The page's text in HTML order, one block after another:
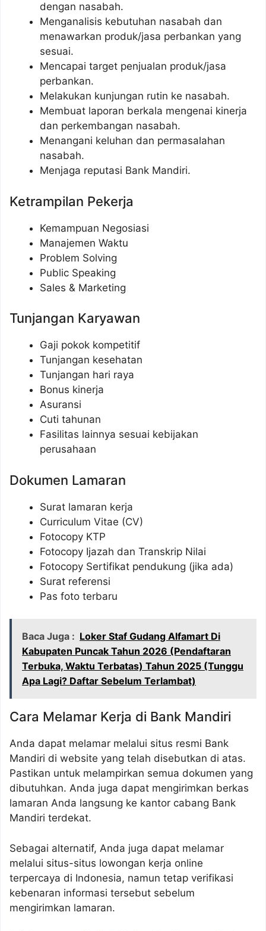
dengan nasabah.
Menganalisis kebutuhan nasabah dan
menawarkan produk/jasa perbankan yang
sesuai.
Mencapai target penjualan produk/jasa
perbankan.
Melakukan kunjungan rutin ke nasabah.
Membuat laporan berkala mengenai kinerja
dan perkembangan nasabah.
Menangani keluhan dan permasalahan
nasabah.
Menjaga reputasi Bank Mandiri.
Ketrampilan Pekerja
Kemampuan Negosiasi
Manajemen Waktu
Problem Solving
Public Speaking
Sales & Marketing
Tunjangan Karyawan
Gaji pokok kompetitif
Tunjangan kesehatan
Tunjangan hari raya
Bonus kinerja
Asuransi
Cuti tahunan
Fasilitas lainnya sesuai kebijakan
perusahaan
Dokumen Lamaran
Surat lamaran kerja
Curriculum Vitae (CV)
Fotocopy KTP
Fotocopy Ijazah dan Transkrip Nilai
Fotocopy Sertifikat pendukung (jika ada)
Surat referensi
Pas foto terbaru
Baca Juga : Loker Staf Gudang Alfamart Di
Kabupaten Puncak Tahun 2026 (Pendaftaran
Terbuka, Waktu Terbatas) Tahun 2025 (Tunggu
Apa Lagi? Daftar Sebelum Terlambat)
Cara Melamar Kerja di Bank Mandiri
Anda dapat melamar melalui situs resmi Bank
Mandiri di website yang telah disebutkan di atas.
Pastikan untuk melampirkan semua dokumen yang
dibutuhkan. Anda juga dapat mengirimkan berkas
lamaran Anda langsung ke kantor cabang Bank
Mandiri terdekat.
Sebagai alternatif, Anda juga dapat melamar
melalui situs-situs lowongan kerja online
terpercaya di Indonesia, namun tetap verifikasi
kebenaran informasi tersebut sebelum
mengirimkan lamaran.